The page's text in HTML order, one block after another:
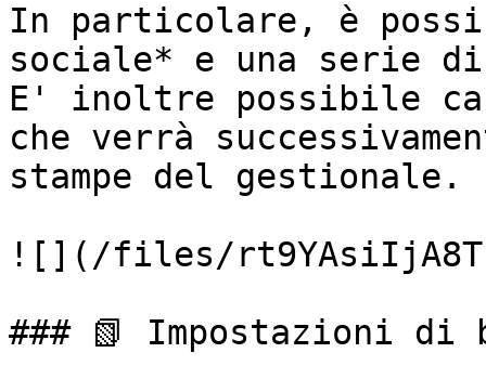
In particolare, è
sociale* e una serie
E' inoltre possibile
che verrà
stampe del gestionale.
![](/files/
### 📗 Impostazioni di